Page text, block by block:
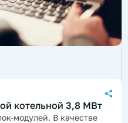
котельной 3,8 МВт
модулей. В качестве